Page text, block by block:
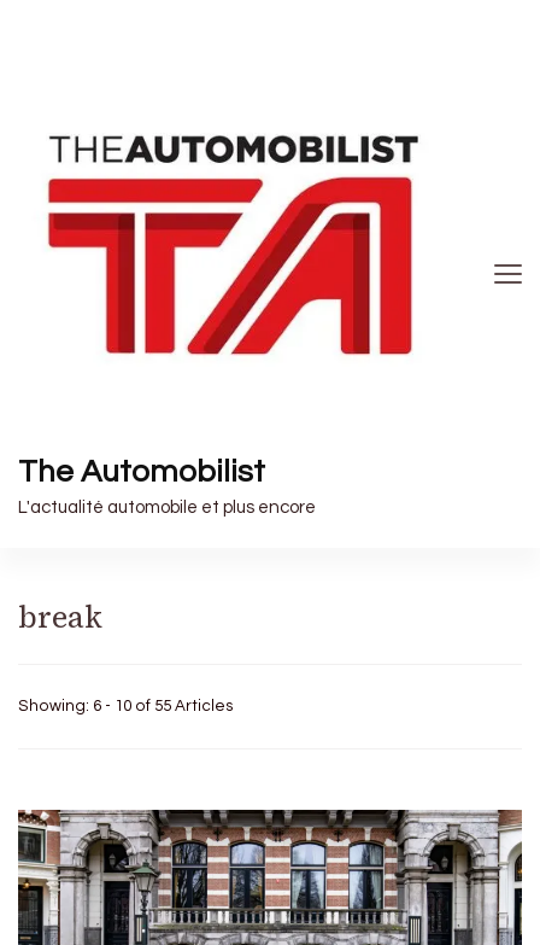
The Automobilist
L'actualité automobile et plus encore
break
Showing: 6 - 10 of 55 Articles